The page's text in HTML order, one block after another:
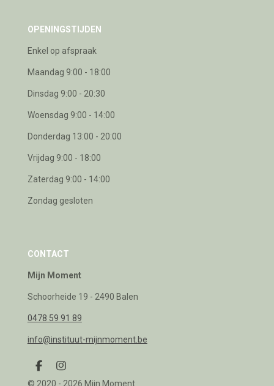
OPENINGSTIJDEN
Enkel op afspraak
Maandag 9:00 - 18:00
Dinsdag 9:00 - 20:30
Woensdag 9:00 - 14:00
Donderdag 13:00 - 20:00
Vrijdag 9:00 - 18:00
Zaterdag 9:00 - 14:00
Zondag gesloten
CONTACT
Mijn Moment
Schoorheide 19 - 2490 Balen
0478 59 91 89
info@instituut-mijnmoment.be
F
a
I
n
© 2020 - 2026 Mijn Moment